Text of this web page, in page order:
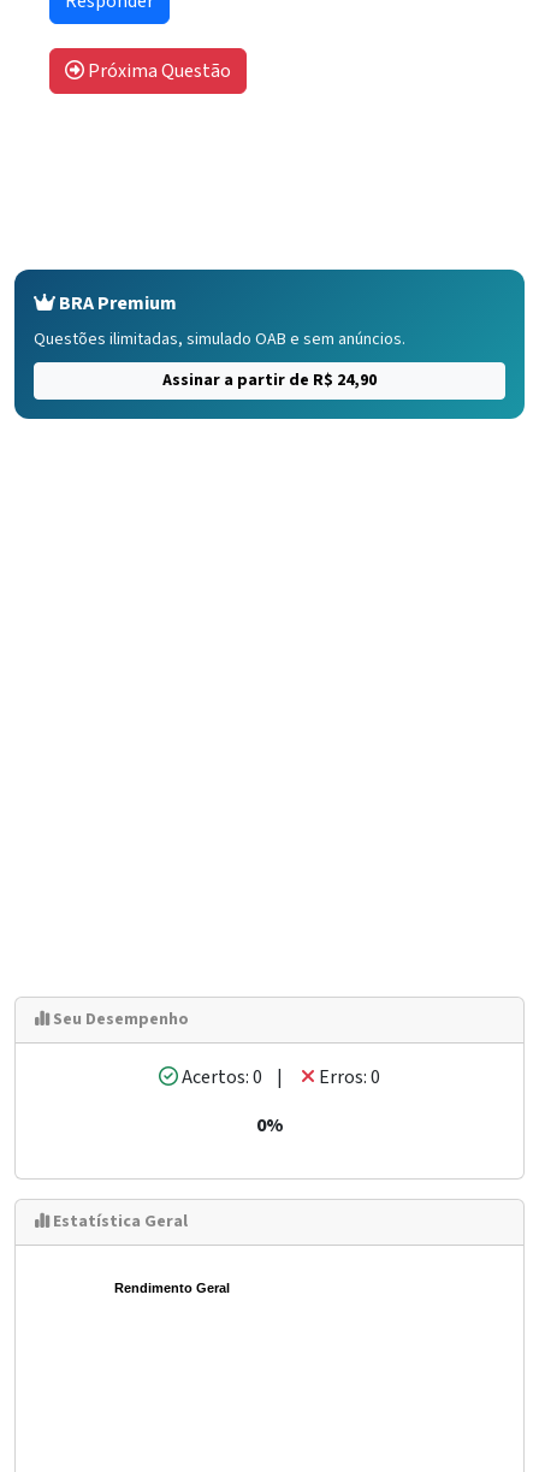
Próxima Questão
BRA Premium
Questões ilimitadas, simulado OAB e sem anúncios.
Assinar a partir de R$ 24,90
Seu Desempenho
Acertos: 0 |
Erros: 0
0%
Estatística Geral
Rendimento Geral